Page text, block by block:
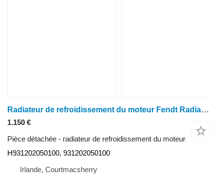
Radiateur de refroidissement du moteur Fendt Radiateur de refroidissement d'eau pour moteur 928, 930, 922, 924 H931202050100 pour tracteur à roues 928
1.150 €
Pièce détachée - radiateur de refroidissement du moteur
H931202050100, 931202050100
Irlande, Courtmacsherry